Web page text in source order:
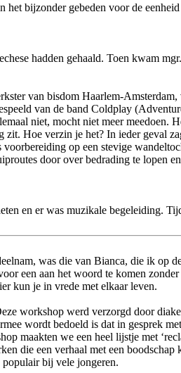
bijzonder gebeden voor de
hadden gehaald. Toen kwam
van bisdom Haarlem-
van de band Coldplay
niet, mocht niet meer
Hoe verzin je het? In ieder geval
op een stevige
door over bedrading te lopen
en er was muzikale begeleiding.
was die van Bianca, die ik op
een aan het woord te komen
kun je in vrede met elkaar leven.
workshop werd verzorgd door
wordt bedoeld is dat in gesprek
maakten we een heel lijstje met
die een verhaal met een
bij vele jongeren.